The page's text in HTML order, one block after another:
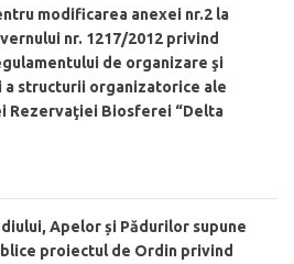
modificarea anexei nr.2 la
nr. 1217/2012 privind
de organizare şi
a structurii organizatorice ale
Rezervaţiei Biosferei “Delta
Apelor și Pădurilor supune
proiectul de Ordin privind